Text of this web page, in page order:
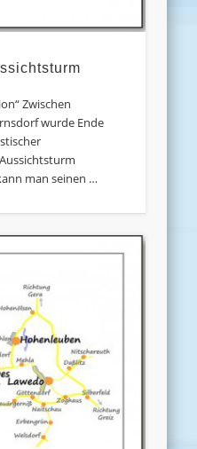
Zwischen
wurde Ende
man seinen …